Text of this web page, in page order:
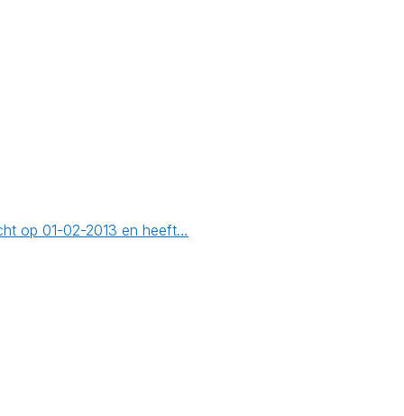
op 01-02-2013 en heeft…